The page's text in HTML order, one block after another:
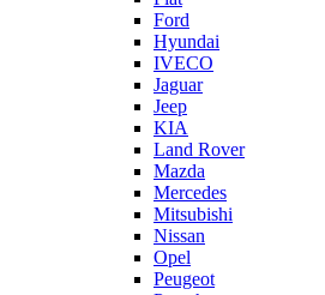
Ford
Hyundai
IVECO
Jaguar
Jeep
KIA
Land Rover
Mazda
Mercedes
Mitsubishi
Nissan
Opel
Peugeot